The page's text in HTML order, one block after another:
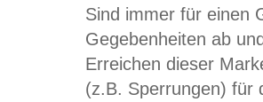
Sind immer für einen
Gegebenheiten ab
Erreichen dieser
(z.B. Sperrungen) für